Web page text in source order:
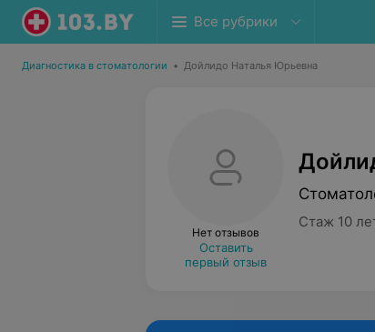
Все рубрики
Диагностика в стоматологии • Дойлидо Наталья Юрьевна
Нет отзывов
Оставить
первый отзыв
Стаж 10